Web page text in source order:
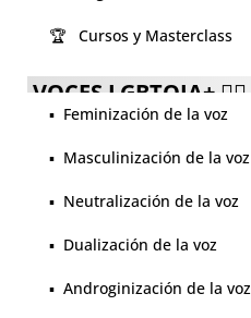
🏆 Cursos y Masterclass
VOCES LGBTQIA+ 🏳️‍🌈
▪️ Feminización de la voz
▪️ Masculinización de la voz
▪️ Neutralización de la voz
▪️ Dualización de la voz
▪️ Androginización de la voz